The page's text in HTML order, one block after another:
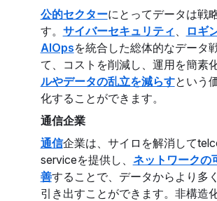
公的セクターにとってデータは戦
す。 サイバーセキュリティ 、 ロギ
AIOpsを統合した総体的なデータ
て、コストを削減し、運用を簡素化
ルやデータの乱立を減らすという
化することができます。
通信企業
通信企業は、サイロを解消して
serviceを提供し、 ネットワークの
善することで、データからより多
引き出すことができます。非構造